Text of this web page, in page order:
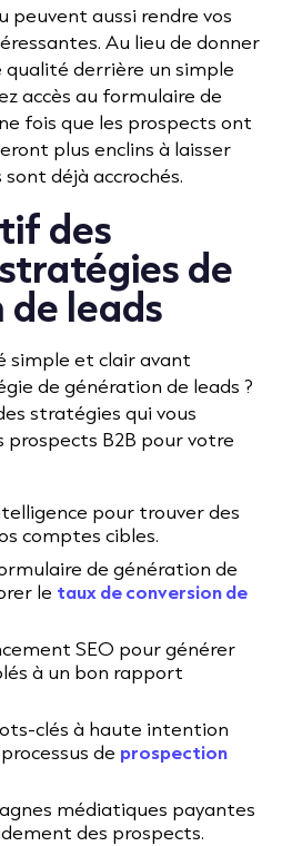
peuvent aussi rendre vos
Au lieu de donner
qualité derrière un simple
accès au formulaire de
fois que les prospects ont
plus enclins à laisser
déjà accrochés.
des
de
leads
simple et clair avant
de génération de leads ?
stratégies qui vous
B2B pour votre
pour trouver des
comptes cibles.
de génération de
le taux de conversion de
SEO pour générer
à un bon rapport
clés à haute intention
de prospection
médiatiques payantes
des prospects.